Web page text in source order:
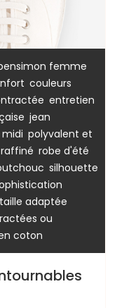
femme
couleurs
entretien
jean
polyvalent et
raffiné robe d'été
silhouette
taille adaptée
ou
coton